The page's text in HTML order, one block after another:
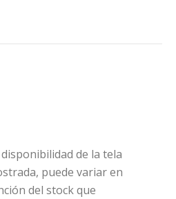
disponibilidad de la tela
puede variar en
del stock que